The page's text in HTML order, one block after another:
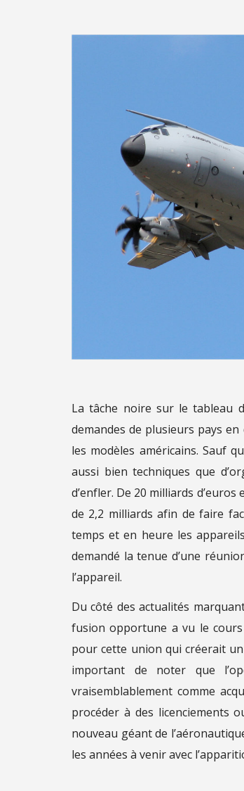
La tâche noire sur le tableau
demandes de plusieurs pays
les modèles américains. Sauf
aussi bien techniques que
d’enfler. De 20 milliards
de 2,2 milliards afin de faire
temps et en heure les
demandé la tenue d’une
l’appareil.
Du côté des actualités
fusion opportune a vu le
pour cette union qui créerait
important de noter que
vraisemblablement comme
procéder à des licenciements
nouveau géant de
les années à venir avec